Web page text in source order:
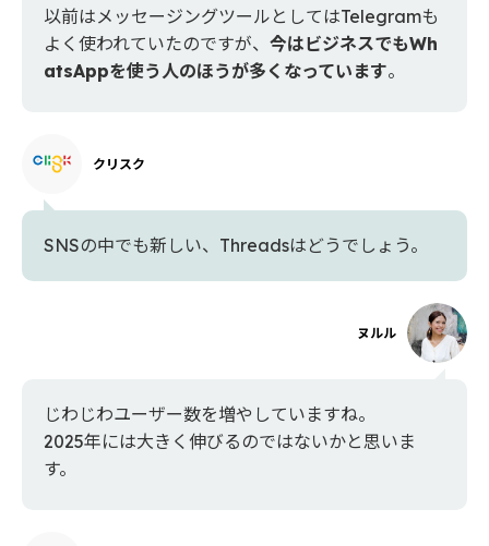
以前はメッセージングツールとしてはTelegramも
よく使われていたのですが、 今はビジネスでもWh
atsAppを使う人のほうが多くなっています。
クリスク
SNSの中でも新しい、Threadsはどうでしょう。
ヌルル
じわじわユーザー数を増やしていますね。
2025年には大きく伸びるのではないかと思いま
す。